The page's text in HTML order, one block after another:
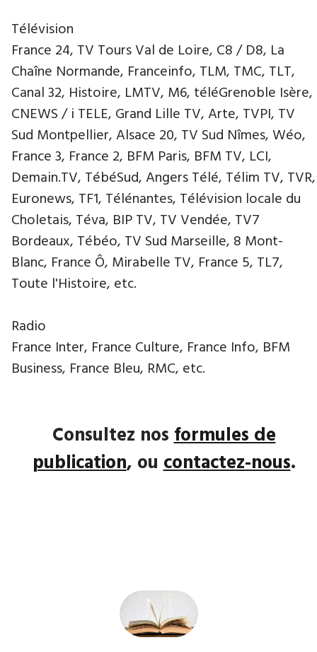
Télévision
France 24, TV Tours Val de Loire, C8 / D8, La
Chaîne Normande, Franceinfo, TLM, TMC, TLT,
Canal 32, Histoire, LMTV, M6, téléGrenoble Isère,
CNEWS / i TELE, Grand Lille TV, Arte, TVPI, TV
Sud Montpellier, Alsace 20, TV Sud Nîmes, Wéo,
France 3, France 2, BFM Paris, BFM TV, LCI,
Demain.TV, TébéSud, Angers Télé, Télim TV, TVR,
Euronews, TF1, Télénantes, Télévision locale du
Choletais, Téva, BIP TV, TV Vendée, TV7
Bordeaux, Tébéo, TV Sud Marseille, 8 Mont-
Blanc, France Ô, Mirabelle TV, France 5, TL7,
Toute l'Histoire, etc.
Radio
France Inter, France Culture, France Info, BFM
Business, France Bleu, RMC, etc.
Consultez nosformules de
publication, oucontactez-nous.